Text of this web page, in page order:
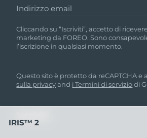
Indirizzo email
Cliccando su “Iscriviti”, accetto di
marketing da FOREO. Sono
l’iscrizione in qualsiasi momento.
Questo sito è protetto da reCAPTCHA e
sulla privacyand i Termini di serviziodi
IRIS™ 2